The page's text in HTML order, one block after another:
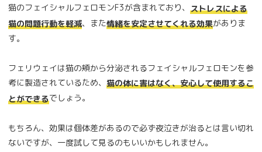
猫のフェイシャルフェロモンF3が含まれており、 ストレスによる
猫の問題行動を軽減、また情緒を安定させてくれる効果がありま
す。
フェリウェイは猫の頬から分泌されるフェイシャルフェロモンを参
考に製造されているため、 猫の体に害はなく、安心して使用するこ
とができるでしょう。
もちろん、効果は個体差があるので必ず夜泣きが治るとは言い切れ
ないですが、一度試して見るのもいいかもしれません。